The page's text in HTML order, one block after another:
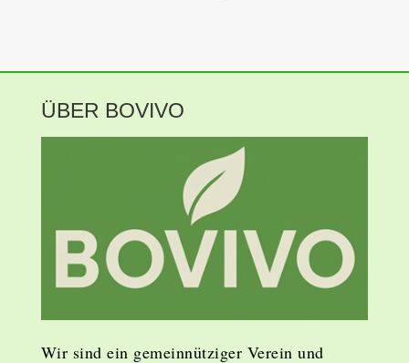
ÜBER BOVIVO
Wir sind ein gemeinnütziger Verein und